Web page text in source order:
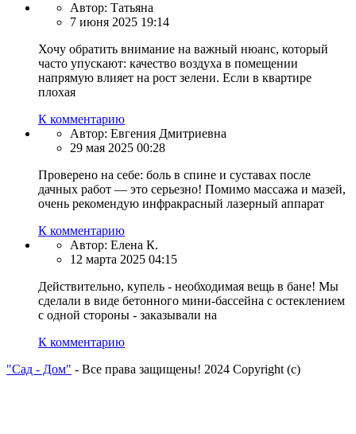
Автор: Татьяна
7 июня 2025 19:14
Хочу обратить внимание на важный нюанс, который
часто упускают: качество воздуха в помещении
напрямую влияет на рост зелени. Если в квартире
плохая
К комментарию
Автор: Евгения Дмитриевна
29 мая 2025 00:28
Проверено на себе: боль в спине и суставах после
дачных работ — это серьезно! Помимо массажа и мазей,
очень рекомендую инфракрасный лазерный аппарат
К комментарию
Автор: Елена К.
12 марта 2025 04:15
Действительно, купель - необходимая вещь в бане! Мы
сделали в виде бетонного мини-бассейна с остеклением
с одной стороны - заказывали на
К комментарию
"Сад - Дом" - Все права защищены! 2024 Copyright (с)